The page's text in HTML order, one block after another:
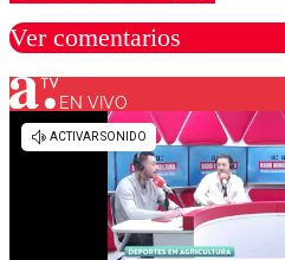
Ver comentarios
Los comentarios son
diálogo
EN VIVO